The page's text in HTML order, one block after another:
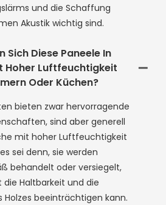
und die Schaffung
Akustik wichtig sind.
Sich Diese Paneele In
Hoher Luftfeuchtigkeit
Oder Küchen?
bieten zwar hervorragende
sind aber generell
mit hoher Luftfeuchtigkeit
sei denn, sie werden
behandelt oder versiegelt,
die Haltbarkeit und die
Holzes beeinträchtigen kann.